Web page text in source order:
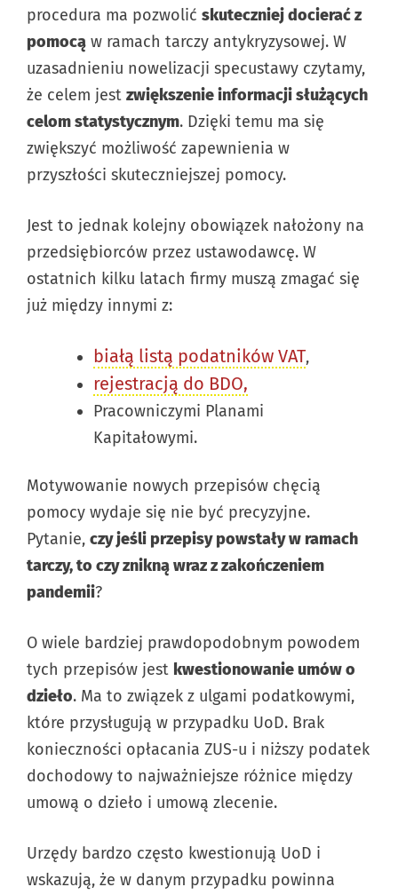
procedura ma pozwolić skuteczniej docierać z
pomocą w ramach tarczy antykryzysowej. W
uzasadnieniu nowelizacji specustawy czytamy,
że celem jest zwiększenie informacji służących
celom statystycznym. Dzięki temu ma się
zwiększyć możliwość zapewnienia w
przyszłości skuteczniejszej pomocy.
Jest to jednak kolejny obowiązek nałożony na
przedsiębiorców przez ustawodawcę. W
ostatnich kilku latach firmy muszą zmagać się
już między innymi z:
białą listą podatników VAT,
rejestracją do BDO,
Pracowniczymi Planami
Kapitałowymi.
Motywowanie nowych przepisów chęcią
pomocy wydaje się nie być precyzyjne.
Pytanie, czy jeśli przepisy powstały w ramach
tarczy, to czy znikną wraz z zakończeniem
pandemii?
O wiele bardziej prawdopodobnym powodem
tych przepisów jest kwestionowanie umów o
dzieło. Ma to związek z ulgami podatkowymi,
które przysługują w przypadku UoD. Brak
konieczności opłacania ZUS-u i niższy podatek
dochodowy to najważniejsze różnice między
umową o dzieło i umową zlecenie.
Urzędy bardzo często kwestionują UoD i
wskazują, że w danym przypadku powinna